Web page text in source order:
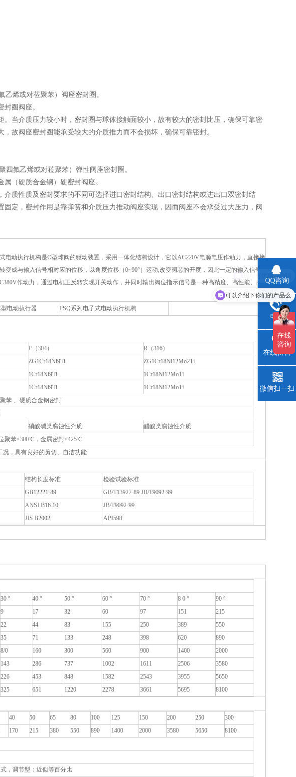
乙烯或对莅聚苯）阀座密封圈。
圈阀座。
当介质压力较小时，密封圈与球体接触面较小，故有较大的密封比压，确保可靠密
故阀座密封圈能承受较大的介质推力而不会损坏，确保可靠密封。
四氟乙烯或对莅聚苯）弹性阀座密封圈。
（硬质合金钢）硬密封阀座。
质性质及密封要求的不同可选择进口密封结构、出口密封结构或进出口双密封结
定，密封作用是靠弹簧和介质压力推动阀座实现，因而阀座不会承受过大压力，阀
电动执行机构是O型球阀的驱动装置，采用一体化结构设计，它以AC220V电源电压作动力，直接接
成与输入信号相对应的位移，以角度位移（0~90°）运动,改变阀芯的开度，因此一定的输入信号
作动力，通过电机正反转实现开关动作，并同时输出阀位指示信号是一种高精度、高性能、高
型电动执行器
PSQ系列电子式电动执行机构
P（304） R（316）
ZG1Cr18Ni9Ti
ZG1Cr18Ni12Mo2Ti
1Cr18Ni9Ti
1Cr18Ni12MoTi
1Cr18Ni9Ti
1Cr18Ni12MoTi
苯 、硬质合金钢密封
硝酸碱类腐蚀性介质
醋酸类腐蚀性介质
聚苯≤300℃，金属密封≤425℃
况，具有良好的剪切、自洁功能
结构长度标准
检验试验标准
GB12221-89
GB/T13927-89 JB/T9092-99
ANSI B16.10
JB/T9092-99
JIS B2002
API598
30 ° 40 ° 50 ° 60 ° 70 ° 8 0 °
90 °
9 17 32 60 97 151
215
22 44 83 155 250 389
550
35 71 133 248 398 620
890
8/0 160 300 560 900 1400
2000
143 286 737 1002 1611 2506
3580
226 453 848 1582 2543 3955
5650
325 651 1220 2278 3661 5695
8100
40 50 65 80 100 125 150 200 250
300
170 215 380 550 890 1400 2000 3580 5650
8100
，调节型：近似等百分比
QQ咨询
电话
在线留言
微信扫一扫
可以介绍下你们的产品么